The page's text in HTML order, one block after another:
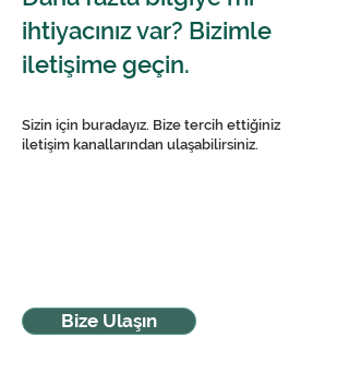
ihtiyacınız var? Bizimle
iletişime geçin.
Sizin için buradayız. Bize tercih ettiğiniz
iletişim kanallarından ulaşabilirsiniz.
Bize Ulaşın